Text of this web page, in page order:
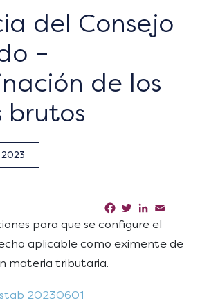
del Consejo
–
de los
brutos
2023
Facebook
TwitterLinkedIn
para que se configure el
aplicable como eximente de
materia tributaria.
20230601